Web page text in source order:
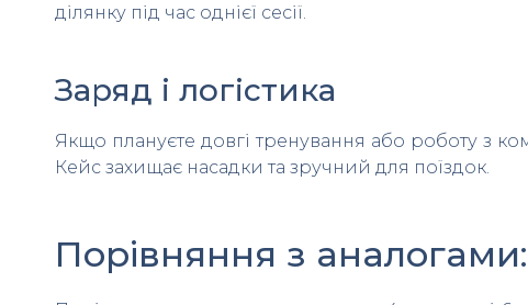
ділянку під час однієї сесії.
Заряд і логістика
Якщо плануєте довгі тренування або роботу з
Кейс захищає насадки та зручний для поїздок.
Порівняння з